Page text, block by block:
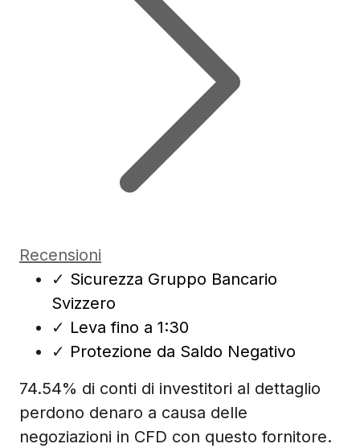
Recensioni
✓ Sicurezza Gruppo Bancario
Svizzero
✓ Leva fino a 1:30
✓ Protezione da Saldo Negativo
74.54% di conti di investitori al dettaglio
perdono denaro a causa delle
negoziazioni in CFD con questo fornitore.